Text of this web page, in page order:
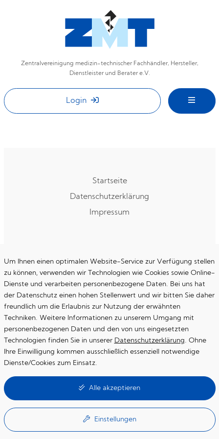
Zentralvereinigung medizin-technischer Fachhändler, Hersteller,
Dienstleister und Berater e.V.
Login
Startseite
Datenschutzerklärung
Impressum
Um Ihnen einen optimalen Website-Service zur Verfügung stellen
zu können, verwenden wir Technologien wie Cookies sowie Online-
Dienste und verarbeiten personenbezogene Daten. Bei uns hat
der Datenschutz einen hohen Stellenwert und wir bitten Sie daher
freundlich um die Erlaubnis zur Nutzung der erwähnten
Techniken. Weitere Informationen zu unserem Umgang mit
personenbezogenen Daten und den von uns eingesetzten
Technologien finden Sie in unserer Datenschutzerklärung. Ohne
Ihre Einwilligung kommen ausschließlich essenziell notwendige
Dienste/Cookies zum Einsatz.
Online-Kartendienst von Google (eingebunden über die Google API)
Alle akzeptieren
Einstellungen